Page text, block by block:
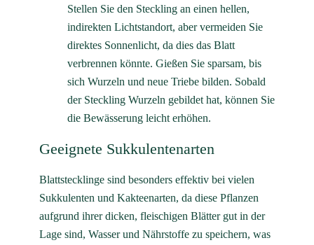
Stellen Sie den Steckling an einen hellen,
indirekten Lichtstandort, aber vermeiden Sie
direktes Sonnenlicht, da dies das Blatt
verbrennen könnte. Gießen Sie sparsam, bis
sich Wurzeln und neue Triebe bilden. Sobald
der Steckling Wurzeln gebildet hat, können Sie
die Bewässerung leicht erhöhen.
Geeignete Sukkulentenarten
Blattstecklinge sind besonders effektiv bei vielen
Sukkulenten und Kakteenarten, da diese Pflanzen
aufgrund ihrer dicken, fleischigen Blätter gut in der
Lage sind, Wasser und Nährstoffe zu speichern, was